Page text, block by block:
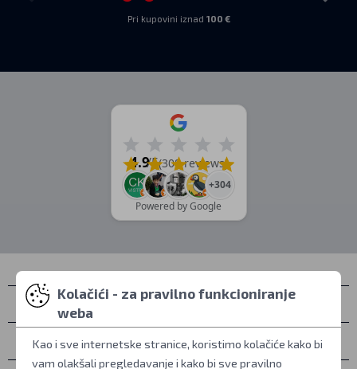
Pri kupovini iznad 100 €
4.9/5(308 reviews)
+304
Powered by Google
Kontakti
Osobno preuzimanje
Kolačići - za pravilno funkcioniranje
weba
Kao i sve internetske stranice, koristimo kolačiće kako bi
vam olakšali pregledavanje i kako bi sve pravilno